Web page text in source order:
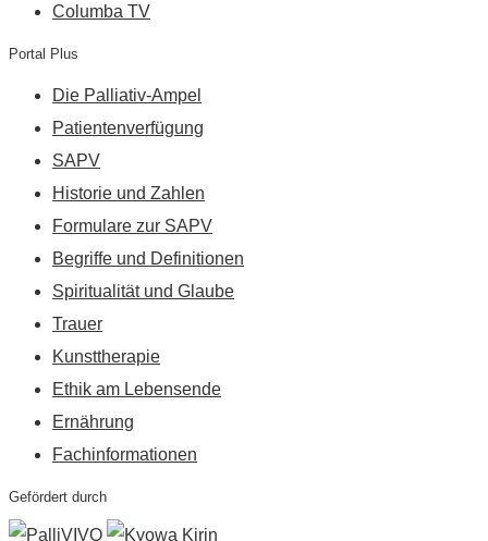
Columba TV
Portal Plus
Die Palliativ-Ampel
Patientenverfügung
SAPV
Historie und Zahlen
Formulare zur SAPV
Begriffe und Definitionen
Spiritualität und Glaube
Trauer
Kunsttherapie
Ethik am Lebensende
Ernährung
Fachinformationen
Gefördert durch